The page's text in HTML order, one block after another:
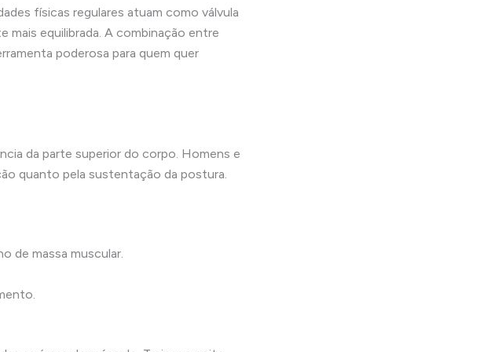
físicas regulares atuam como válvula
mais equilibrada. A combinação entre
poderosa para quem quer
da parte superior do corpo. Homens e
quanto pela sustentação da postura.
de massa muscular.